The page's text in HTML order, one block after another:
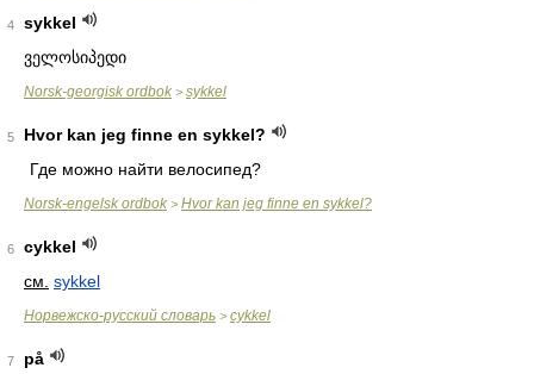
4
sykkel
ველოსიპედი
Norsk-georgisk ordbok > sykkel
5
Hvor kan jeg finne en sykkel?
Где можно найти велосипед?
Norsk-engelsk ordbok > Hvor kan jeg finne en sykkel?
6
cykkel
см. sykkel
Норвежско-русский словарь > cykkel
7
på